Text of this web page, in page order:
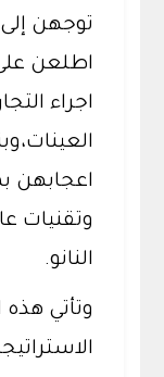
توجهن
اطلعن
اجراء
اعجابهن
وتقنيات
النانو.
وتأتي